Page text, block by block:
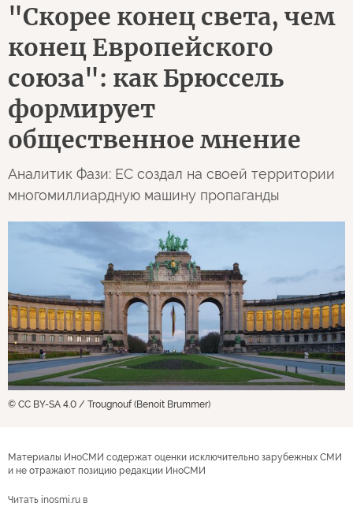
"Скорее конец света, чем
конец Европейского
союза": как Брюссель
формирует
общественное мнение
Аналитик Фази: ЕС создал на своей территории
многомиллиардную машину пропаганды
© CC BY-SA 4.0 / Trougnouf (Benoit Brummer)
Материалы ИноСМИ содержат оценки исключительно зарубежных СМИ
и не отражают позицию редакции ИноСМИ
Читать inosmi.ru в